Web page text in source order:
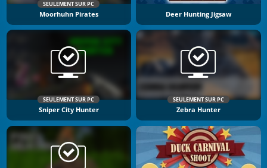
SEULEMENT SUR PC
Moorhuhn Pirates Deer Hunting Jigsaw
SEULEMENT SUR PC
Sniper City Hunter
SEULEMENT SUR PC
Zebra Hunter